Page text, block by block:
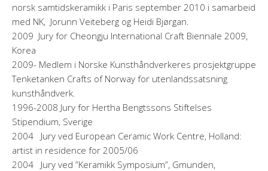
norsk samtidskeramikk i Paris september 2010 i samarbeid
med NK, Jorunn Veiteberg og Heidi Bjørgan.
2009 Jury for Cheongju International Craft Biennale 2009,
Korea
2009- Medlem i Norske Kunsthåndverkeres prosjektgruppe
Tenketanken Crafts of Norway for utenlandssatsning
kunsthåndverk.
1996-2008 Jury for Hertha Bengtssons Stiftelses
Stipendium, Sverige
2004 Jury ved European Ceramic Work Centre, Holland:
artist in residence for 2005/06
2004 Jury ved ”Keramikk Symposium”, Gmunden,